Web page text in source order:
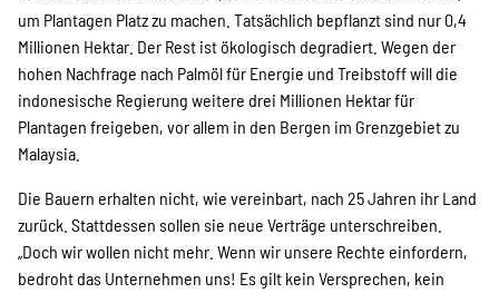
um Plantagen Platz zu machen. Tatsächlich bepflanzt sind nur 0,4
Millionen Hektar. Der Rest ist ökologisch degradiert. Wegen der
hohen Nachfrage nach Palmöl für Energie und Treibstoff will die
indonesische Regierung weitere drei Millionen Hektar für
Plantagen freigeben, vor allem in den Bergen im Grenzgebiet zu
Malaysia.
Die Bauern erhalten nicht, wie vereinbart, nach 25 Jahren ihr Land
zurück. Stattdessen sollen sie neue Verträge unterschreiben.
„Doch wir wollen nicht mehr. Wenn wir unsere Rechte einfordern,
bedroht das Unternehmen uns! Es gilt kein Versprechen, kein